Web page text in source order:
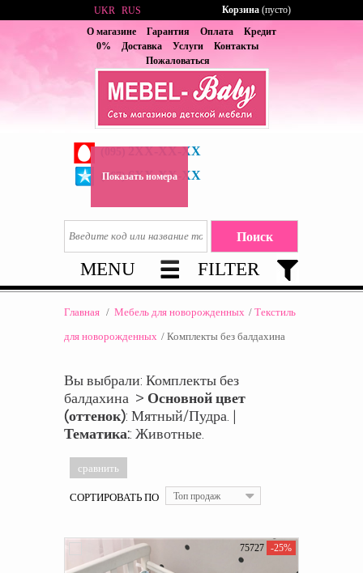
О магазине Гарантия Оплата
Кредит
0%
Доставка Услуги
Контакты
Пожаловаться
2XX-XX-XX
(067) 6XX-XX-XX
Показать номера
UKR RUS Корзина (пусто)
MENU FILTER
Главная / Мебель для новорожденных / Текстиль
для новорожденных / Комплекты без балдахина
Вы выбрали: Комплекты без
балдахина > Основной цвет
(оттенок): Мятный/Пудра. |
Тематика:: Животные.
СОРТИРОВАТЬ ПО Топ продаж
75727 -25%